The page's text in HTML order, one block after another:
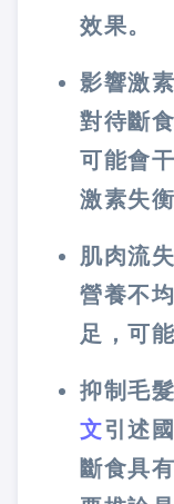
效果。
影響激
對待斷
可能會
激素失衡
肌肉流
營養不
足，可
抑制毛
文引述
斷食具